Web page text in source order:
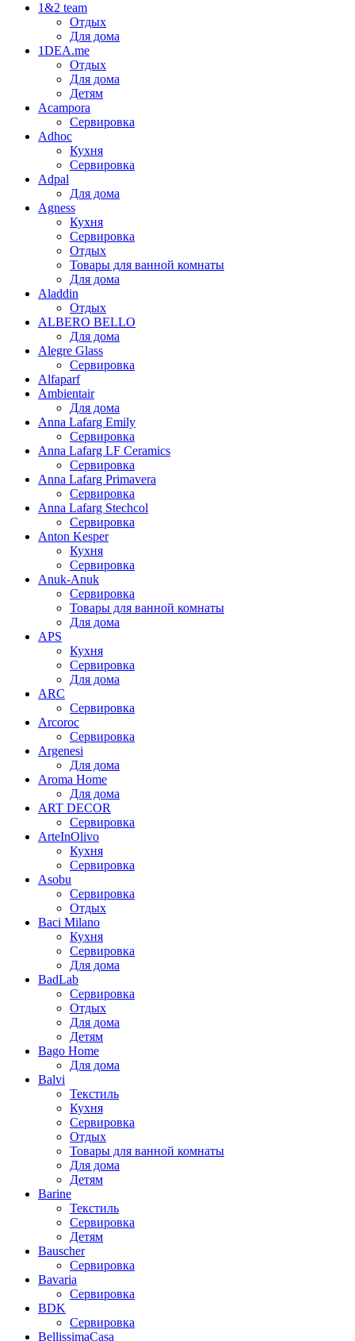
1&2 team
Отдых
Для дома
1DEA.me
Отдых
Для дома
Детям
Acampora
Сервировка
Adhoc
Кухня
Сервировка
Adpal
Для дома
Agness
Кухня
Сервировка
Отдых
Товары для ванной комнаты
Для дома
Aladdin
Отдых
ALBERO BELLO
Для дома
Alegre Glass
Сервировка
Alfaparf
Ambientair
Для дома
Anna Lafarg Emily
Сервировка
Anna Lafarg LF Ceramics
Сервировка
Anna Lafarg Primavera
Сервировка
Anna Lafarg Stechcol
Сервировка
Anton Kesper
Кухня
Сервировка
Anuk-Anuk
Сервировка
Товары для ванной комнаты
Для дома
APS
Кухня
Сервировка
Для дома
ARC
Сервировка
Arcoroc
Сервировка
Argenesi
Для дома
Aroma Home
Для дома
ART DECOR
Сервировка
ArteInOlivo
Кухня
Сервировка
Asobu
Сервировка
Отдых
Baci Milano
Кухня
Сервировка
Для дома
BadLab
Сервировка
Отдых
Для дома
Детям
Bago Home
Для дома
Balvi
Текстиль
Кухня
Сервировка
Отдых
Товары для ванной комнаты
Для дома
Детям
Barine
Текстиль
Сервировка
Детям
Bauscher
Сервировка
Bavaria
Сервировка
BDK
Сервировка
BellissimaCasa